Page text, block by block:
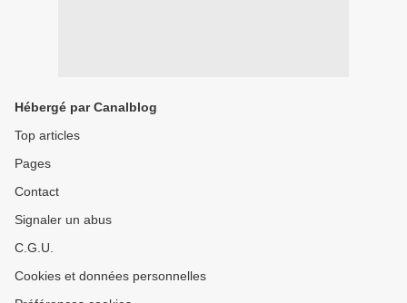
Hébergé par Canalblog
Top articles
Pages
Contact
Signaler un abus
C.G.U.
Cookies et données personnelles